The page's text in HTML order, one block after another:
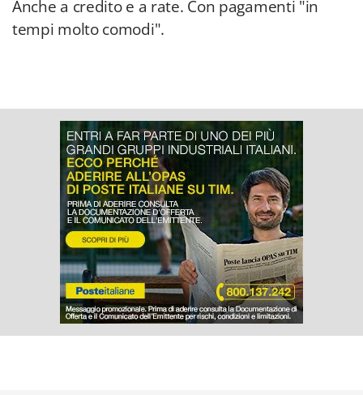
Anche a credito e a rate. Con pagamenti "in
tempi molto comodi".